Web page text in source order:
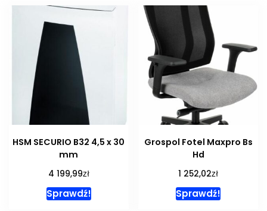
HSM SECURIO B32 4,5 x 30
mm
4 199,99zł
Sprawdź!
Grospol Fotel Maxpro Bs
Hd
1 252,02zł
Sprawdź!